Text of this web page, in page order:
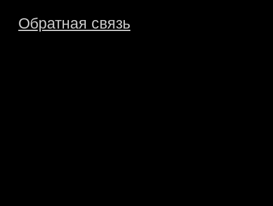
Обратная связь